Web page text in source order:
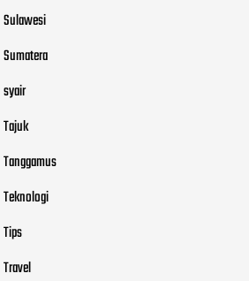
Sulawesi
Sumatera
syair
Tajuk
Tanggamus
Teknologi
Tips
Travel